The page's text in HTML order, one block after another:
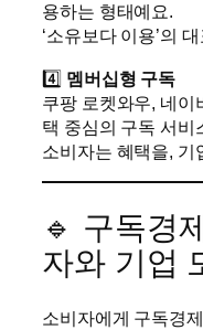
용하는 형태예요.
‘소유보다 이용’의
4️⃣ 멤버십형 구독
쿠팡 로켓와우, 네이
택 중심의 구독 서비
소비자는 혜택을, 기
🔹 구독경
자와 기업
소비자에게 구독경제